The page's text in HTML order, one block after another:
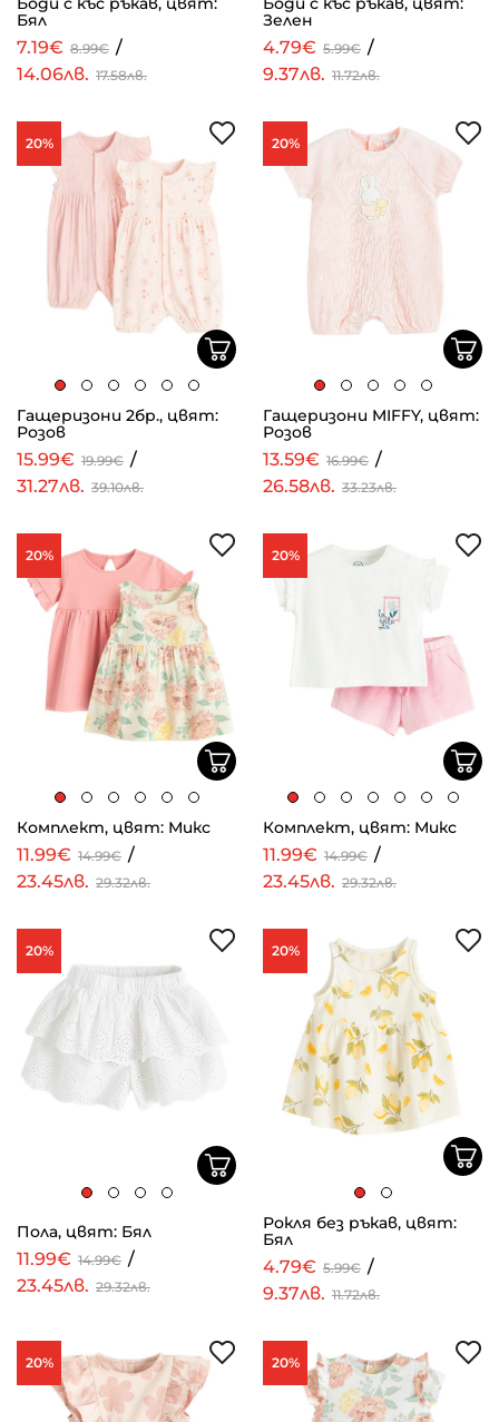
Бял
7.19€ 8.99€ /
14.06лв. 17.58лв.
Зелен
4.79€ 5.99€ /
9.37лв. 11.72лв.
20%
Гащеризони 2бр., цвят:
Розов
15.99€ 19.99€ /
31.27лв. 39.10лв.
20%
Гащеризони MIFFY, цвят:
Розов
13.59€ 16.99€ /
26.58лв. 33.23лв.
20%
Комплект, цвят: Микс
11.99€ 14.99€ /
23.45лв. 29.32лв.
20%
Комплект, цвят: Микс
11.99€ 14.99€ /
23.45лв. 29.32лв.
20%
Пола, цвят: Бял
11.99€ 14.99€ /
23.45лв. 29.32лв.
20%
Рокля без ръкав, цвят:
Бял
4.79€ 5.99€ /
9.37лв. 11.72лв.
20% 20%